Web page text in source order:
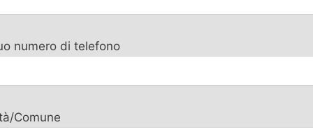
numero di telefono
Comune